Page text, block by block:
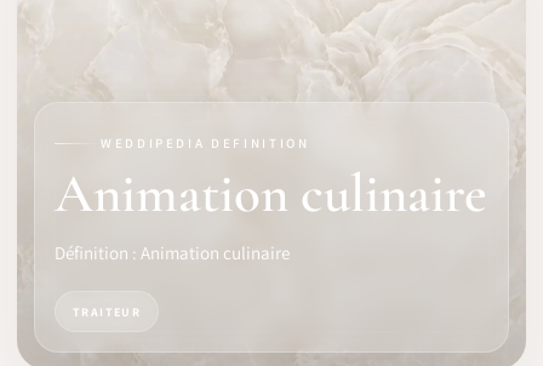
LOGICIEL
IDENTITÉ PRO
WEDDIPEDIA DEFINITION
Animation culinaire
Définition : Animation culinaire
TRAITEUR